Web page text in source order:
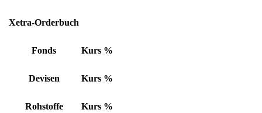
Xetra-Orderbuch
Fonds Kurs %
Devisen Kurs %
Rohstoffe Kurs %